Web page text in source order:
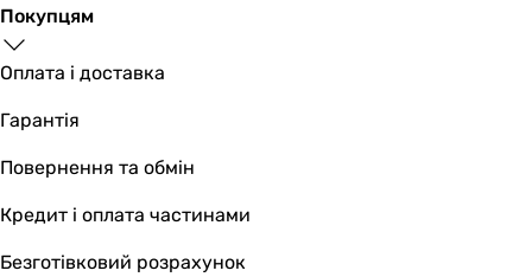
Основні характеристики
для душа
для душа
Покупцям
Оплата і доставка
Гарантія
Повернення та обмін
Кредит і оплата частинами
Безготівковий розрахунок